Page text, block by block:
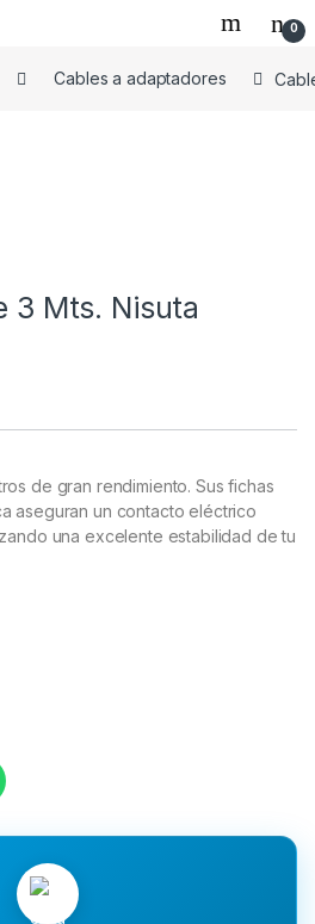
0
Cables a adaptadores
3 Mts. Nisuta
de gran rendimiento. Sus fichas
aseguran un contacto eléctrico
una excelente estabilidad de tu